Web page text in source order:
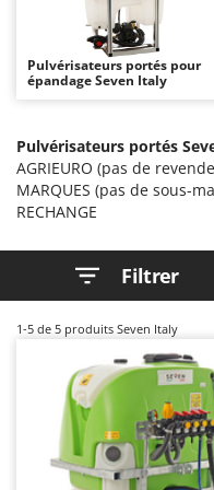
Autolaveuses
Autres produits
Bancs de scie pour
Barbecues
Bennes pour
Brosses pour sols
Brouettes à moteur
Broyeurs de
Butteurs pour
Chargeurs de
Charrues pour
Ambrogio Robot
Annovi Reverberi
ANTHBOT
Arco
Ardes
Argo
Ariete
Artus
Awelco
Baesso
Bahco
Pulvérisateurs portés pour
épandage Seven Italy
Pulvérisateurs portés
AGRIEURO (pas de
MARQUES (pas de sous-
RECHANGE
Filtrer
1-5 de 5 produits Seven Italy